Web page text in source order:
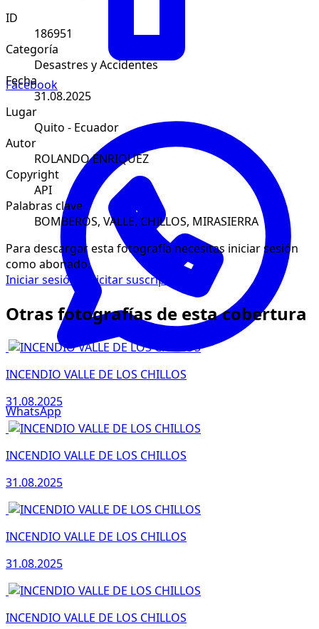
Facebook
WhatsApp
ID
186951
Categoría
Desastres y Accidentes
Fecha
31.08.2025
Lugar
Quito - Ecuador
Autor
ROLANDO ENRIQUEZ
Copyright
API
Palabras clave
BOMBEROS, VALLE, CHILLOS, MIRASIERRA
Para descargar esta fotografía necesitas iniciar sesión
como abonado.
Iniciar sesión
Solicitar suscripción
Otras fotografías de esta cobertura
INCENDIO VALLE DE LOS CHILLOS
31.08.2025
INCENDIO VALLE DE LOS CHILLOS
31.08.2025
INCENDIO VALLE DE LOS CHILLOS
31.08.2025
INCENDIO VALLE DE LOS CHILLOS